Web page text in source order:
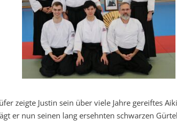
zeigte Justin sein über viele Jahre gereiftes
er nun seinen lang ersehnten schwarzen